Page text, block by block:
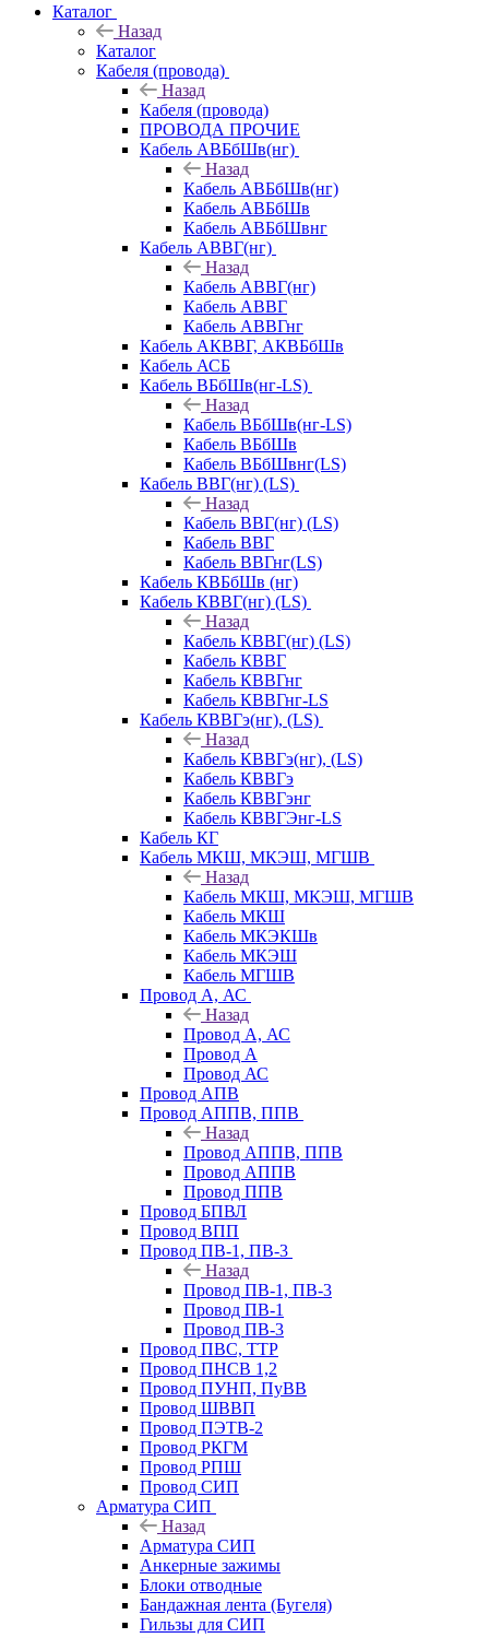
Каталог
Назад
Каталог
Кабеля (провода)
Назад
Кабеля (провода)
ПРОВОДА ПРОЧИЕ
Кабель АВБбШв(нг)
Назад
Кабель АВБбШв(нг)
Кабель АВБбШв
Кабель АВБбШвнг
Кабель АВВГ(нг)
Назад
Кабель АВВГ(нг)
Кабель АВВГ
Кабель АВВГнг
Кабель АКВВГ, АКВБбШв
Кабель АСБ
Кабель ВБбШв(нг-LS)
Назад
Кабель ВБбШв(нг-LS)
Кабель ВБбШв
Кабель ВБбШвнг(LS)
Кабель ВВГ(нг) (LS)
Назад
Кабель ВВГ(нг) (LS)
Кабель ВВГ
Кабель ВВГнг(LS)
Кабель КВБбШв (нг)
Кабель КВВГ(нг) (LS)
Назад
Кабель КВВГ(нг) (LS)
Кабель КВВГ
Кабель КВВГнг
Кабель КВВГнг-LS
Кабель КВВГэ(нг), (LS)
Назад
Кабель КВВГэ(нг), (LS)
Кабель КВВГэ
Кабель КВВГэнг
Кабель КВВГЭнг-LS
Кабель КГ
Кабель МКШ, МКЭШ, МГШВ
Назад
Кабель МКШ, МКЭШ, МГШВ
Кабель МКШ
Кабель МКЭКШв
Кабель МКЭШ
Кабель МГШВ
Провод А, АС
Назад
Провод А, АС
Провод А
Провод АС
Провод АПВ
Провод АППВ, ППВ
Назад
Провод АППВ, ППВ
Провод АППВ
Провод ППВ
Провод БПВЛ
Провод ВПП
Провод ПВ-1, ПВ-3
Назад
Провод ПВ-1, ПВ-3
Провод ПВ-1
Провод ПВ-3
Провод ПВС, ТТР
Провод ПНСВ 1,2
Провод ПУНП, ПуВВ
Провод ШВВП
Провод ПЭТВ-2
Провод РКГМ
Провод РПШ
Провод СИП
Арматура СИП
Назад
Арматура СИП
Анкерные зажимы
Блоки отводные
Бандажная лента (Бугеля)
Гильзы для СИП